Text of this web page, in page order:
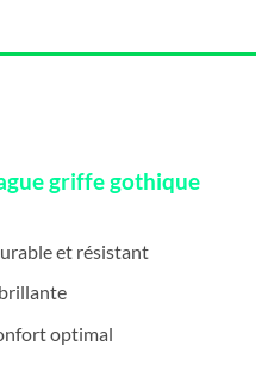
griffe gothique
et résistant
optimal